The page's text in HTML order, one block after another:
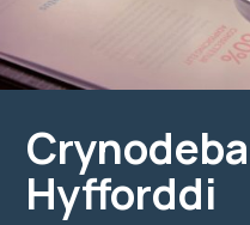
Hyfforddi